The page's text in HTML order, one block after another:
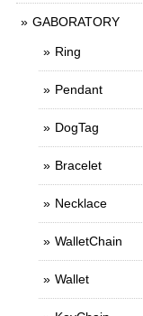
GABORATORY
Ring
Pendant
DogTag
Bracelet
Necklace
WalletChain
Wallet